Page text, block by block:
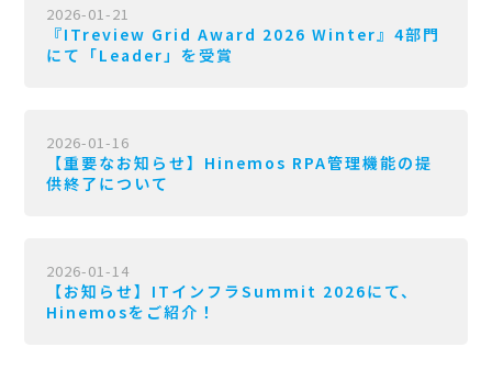
2026-01-21
『ITreview Grid Award 2026 Winter』4部門
にて「Leader」を受賞
2026-01-16
【重要なお知らせ】Hinemos RPA管理機能の提
供終了について
2026-01-14
【お知らせ】ITインフラSummit 2026にて、
Hinemosをご紹介！